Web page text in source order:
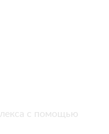
с помощью